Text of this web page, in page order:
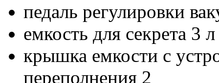
педаль регулировки
емкость для секрета 3
крышка емкости с
переполнения 2